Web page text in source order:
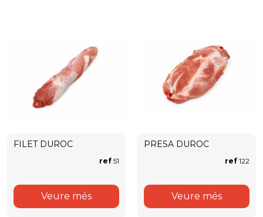
FILET DUROC
ref 51
Veure més
PRESA DUROC
ref 122
Veure més